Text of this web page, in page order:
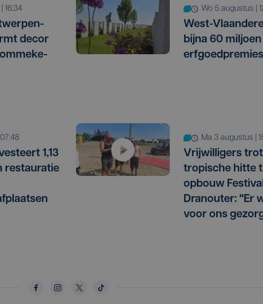
16:34
decor
wo 5 augustus |
West-
bijna 60
1,13
restauratie
ma 3 augustus |
Vrijwilligers
tropische hitte
opbouw
Dranouter: "Er
voor ons